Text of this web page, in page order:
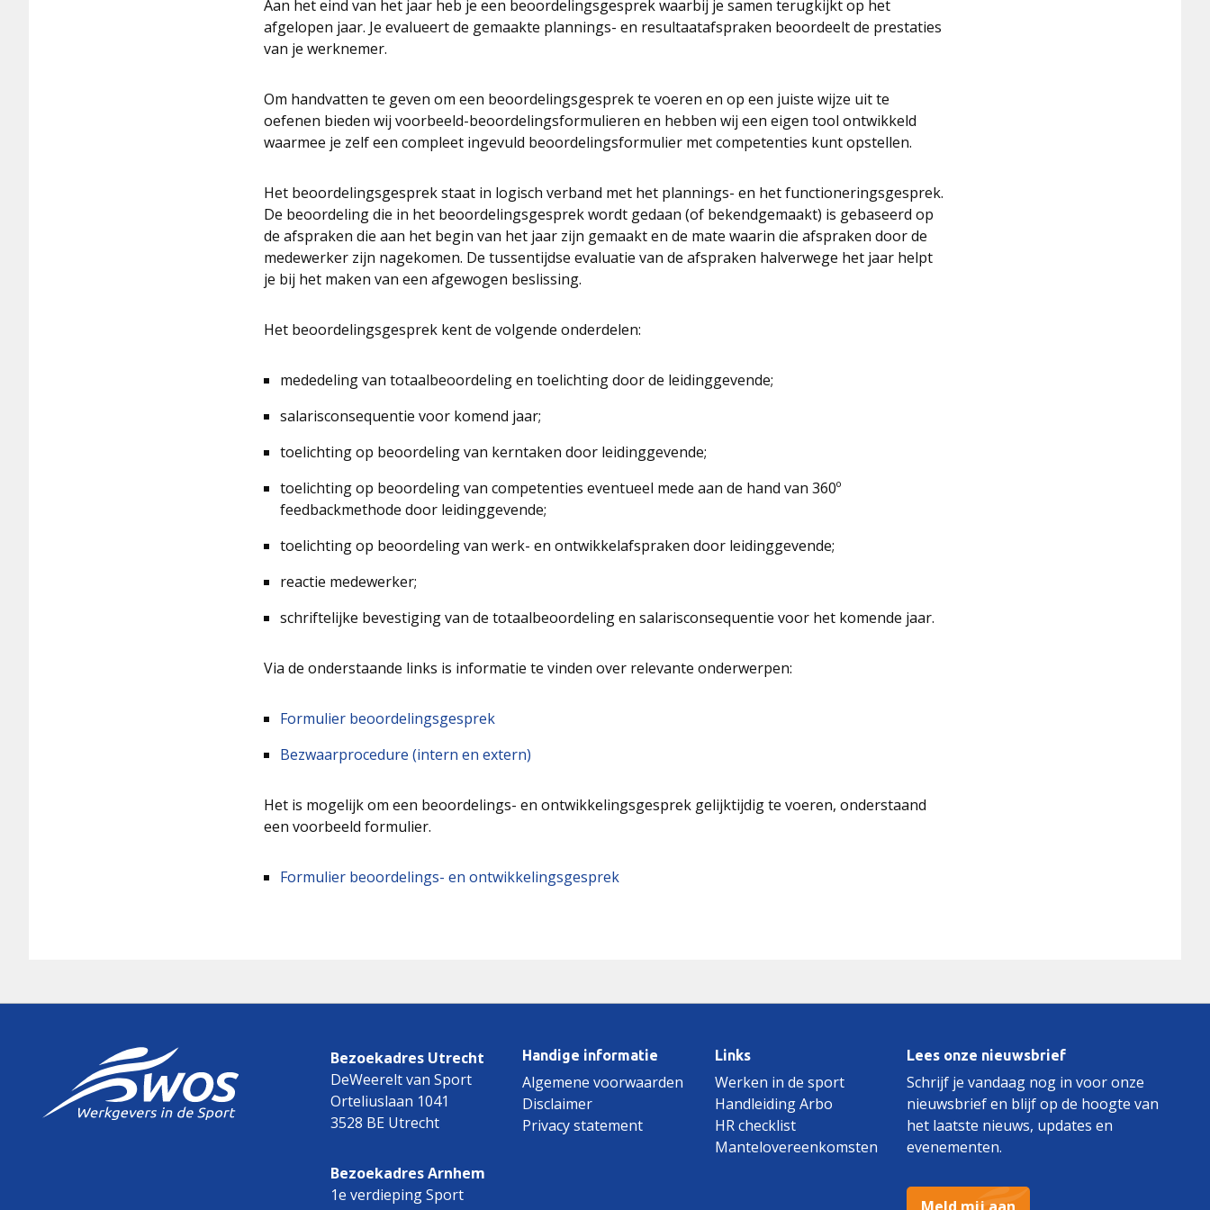
Aan het eind van het jaar heb je een beoordelingsgesprek waarbij je samen terugkijkt op het
afgelopen jaar. Je evalueert de gemaakte plannings- en resultaatafspraken beoordeelt de prestaties
van je werknemer.
Om handvatten te geven om een beoordelingsgesprek te voeren en op een juiste wijze uit te
oefenen bieden wij voorbeeld-beoordelingsformulieren en hebben wij een eigen tool ontwikkeld
waarmee je zelf een compleet ingevuld beoordelingsformulier met competenties kunt opstellen.
Het beoordelingsgesprek staat in logisch verband met het plannings- en het functioneringsgesprek.
De beoordeling die in het beoordelingsgesprek wordt gedaan (of bekendgemaakt) is gebaseerd op
de afspraken die aan het begin van het jaar zijn gemaakt en de mate waarin die afspraken door de
medewerker zijn nagekomen. De tussentijdse evaluatie van de afspraken halverwege het jaar helpt
je bij het maken van een afgewogen beslissing.
Het beoordelingsgesprek kent de volgende onderdelen:
mededeling van totaalbeoordeling en toelichting door de leidinggevende;
salarisconsequentie voor komend jaar;
toelichting op beoordeling van kerntaken door leidinggevende;
toelichting op beoordeling van competenties eventueel mede aan de hand van 360º
feedbackmethode door leidinggevende;
toelichting op beoordeling van werk- en ontwikkelafspraken door leidinggevende;
reactie medewerker;
schriftelijke bevestiging van de totaalbeoordeling en salarisconsequentie voor het komende jaar.
Via de onderstaande links is informatie te vinden over relevante onderwerpen:
Formulier beoordelingsgesprek
Bezwaarprocedure (intern en extern)
Het is mogelijk om een beoordelings- en ontwikkelingsgesprek gelijktijdig te voeren, onderstaand
een voorbeeld formulier.
Formulier beoordelings- en ontwikkelingsgesprek
Bezoekadres Utrecht
DeWeerelt van Sport
Orteliuslaan 1041
3528 BE Utrecht
Bezoekadres Arnhem
1e verdieping Sport
Handige informatie
Algemene voorwaarden
Disclaimer
Privacy statement
Links
Werken in de sport
Handleiding Arbo
HR checklist
Mantelovereenkomsten
Lees onze nieuwsbrief
Schrijf je vandaag nog in voor onze
nieuwsbrief en blijf op de hoogte van
het laatste nieuws, updates en
evenementen.